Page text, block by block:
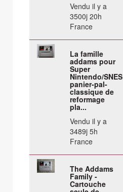
Vendu il y a
3500j 20h
France
La famille
addams pour
Super
Nintendo/SNES
panier-pal-
classique de
reformage
pla...
Vendu il y a
3489j 5h
France
The Addams
Family -
Cartouche